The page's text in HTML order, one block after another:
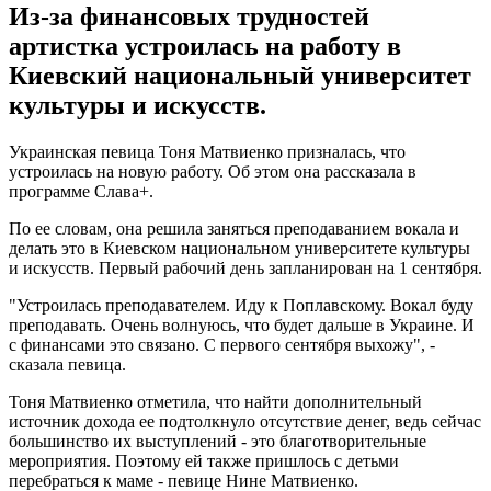
Из-за финансовых трудностей
артистка устроилась на работу в
Киевский национальный университет
культуры и искусств.
Украинская певица Тоня Матвиенко призналась, что
устроилась на новую работу. Об этом она рассказала в
программе Слава+.
По ее словам, она решила заняться преподаванием вокала и
делать это в Киевском национальном университете культуры
и искусств. Первый рабочий день запланирован на 1 сентября.
"Устроилась преподавателем. Иду к Поплавскому. Вокал буду
преподавать. Очень волнуюсь, что будет дальше в Украине. И
с финансами это связано. С первого сентября выхожу", -
сказала певица.
Тоня Матвиенко отметила, что найти дополнительный
источник дохода ее подтолкнуло отсутствие денег, ведь сейчас
большинство их выступлений - это благотворительные
мероприятия. Поэтому ей также пришлось с детьми
перебраться к маме - певице Нине Матвиенко.